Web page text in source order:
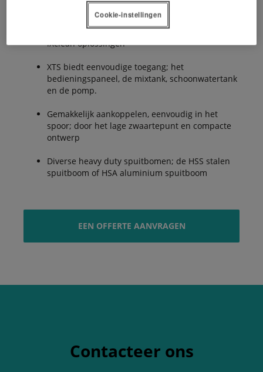
gewassen tegen ziektes
Alles op de juiste plek: met de verschillende
iXclean oplossingen
XTS biedt eenvoudige toegang; het
bedieningspaneel, de mixtank, schoonwatertank
en de pomp.
Gemakkelijk aankoppelen, eenvoudig in het
spoor; door het lage zwaartepunt en compacte
ontwerp
Diverse heavy duty spuitbomen; de HSS stalen
spuitboom of HSA aluminium spuitboom
EEN OFFERTE AANVRAGEN
Contacteer ons
Cookie-instellingen